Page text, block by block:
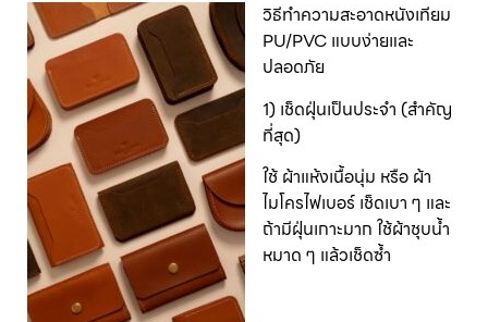
วิธีทำความสะอาดหนังเทียม
PU/PVC แบบง่ายและ
ปลอดภัย
1) เช็ดฝุ่นเป็นประจำ (สำคัญ
ที่สุด)
ใช้ ผ้าแห้งเนื้อนุ่ม หรือ ผ้า
ไมโครไฟเบอร์ เช็ดเบา ๆ และ
ถ้ามีฝุ่นเกาะมาก ใช้ผ้าชุบน้ำ
หมาด ๆ แล้วเช็ดซ้ำ